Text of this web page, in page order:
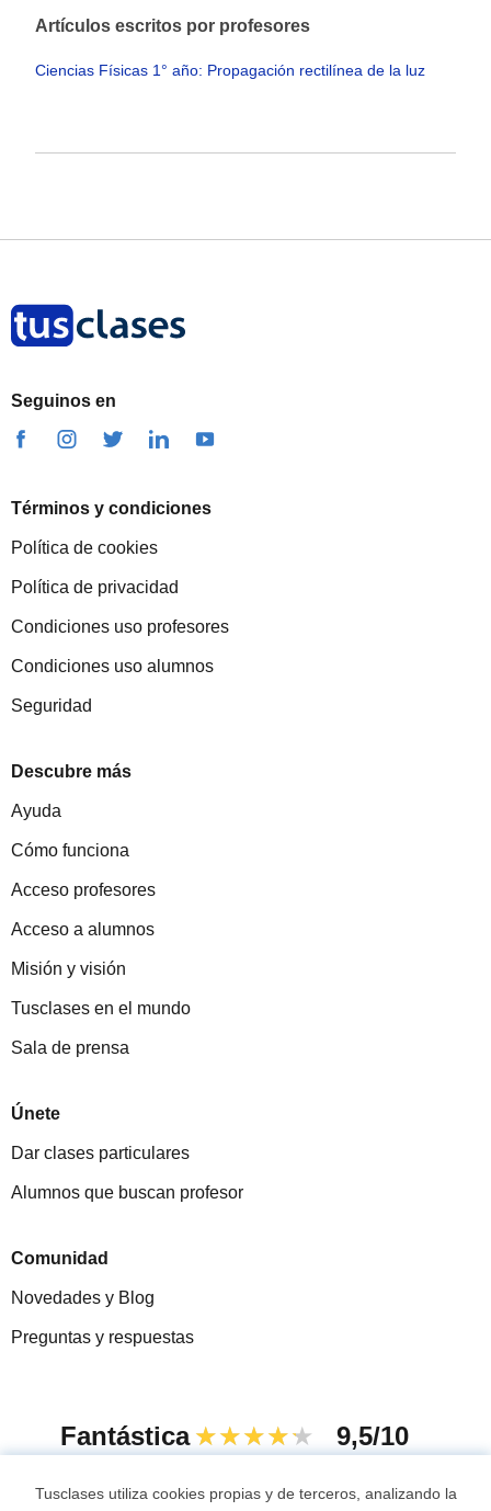
Artículos escritos por profesores
Ciencias Físicas 1° año: Propagación rectilínea de la luz
Seguinos en
Términos y condiciones
Política de cookies
Política de privacidad
Condiciones uso profesores
Condiciones uso alumnos
Seguridad
Descubre más
Ayuda
Cómo funciona
Acceso profesores
Acceso a alumnos
Misión y visión
Tusclases en el mundo
Sala de prensa
Únete
Dar clases particulares
Alumnos que buscan profesor
Comunidad
Novedades y Blog
Preguntas y respuestas
Fantástica ★★★★★ 9,5/10
Tusclases utiliza cookies propias y de terceros, analizando la